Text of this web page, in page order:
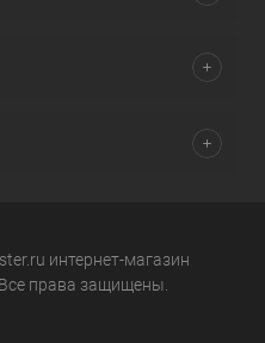
интернет-магазин
права защищены.